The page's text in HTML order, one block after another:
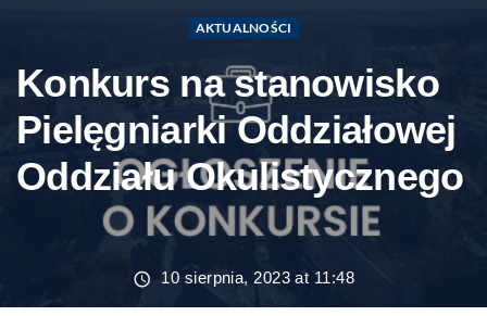
Rejestracja internetowa
Aktualności
Kontakt
AKTUALNOŚCI
Konkurs na stanowisko
Pielęgniarki Oddziałowej
Oddziału Okulistycznego
10 sierpnia, 2023 at 11:48